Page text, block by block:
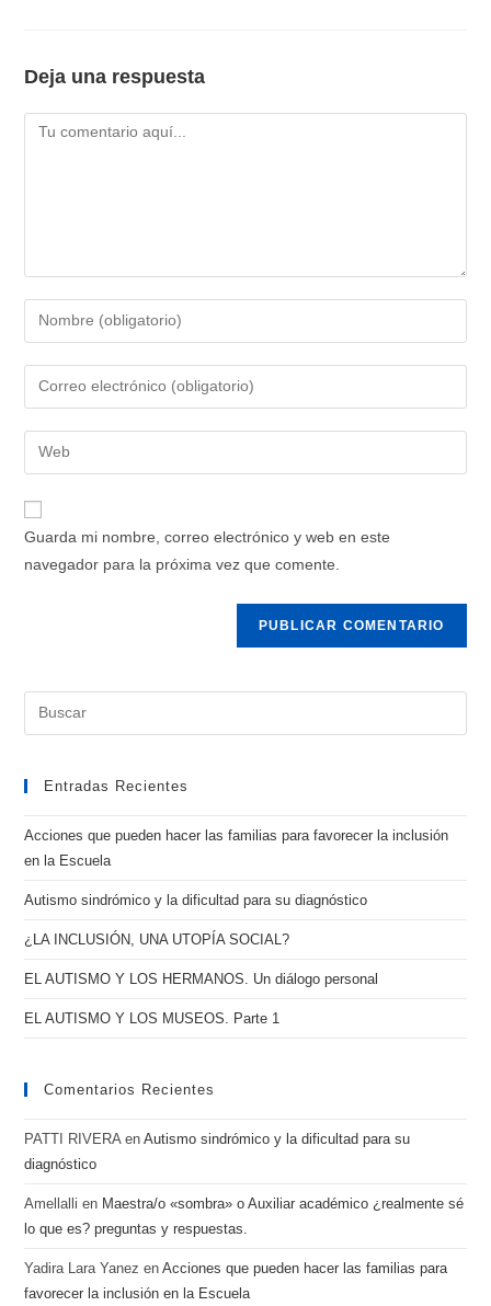
Deja una respuesta
Guarda mi nombre, correo electrónico y web en este
navegador para la próxima vez que comente.
Entradas Recientes
Acciones que pueden hacer las familias para favorecer la inclusión
en la Escuela
Autismo sindrómico y la dificultad para su diagnóstico
¿LA INCLUSIÓN, UNA UTOPÍA SOCIAL?
EL AUTISMO Y LOS HERMANOS. Un diálogo personal
EL AUTISMO Y LOS MUSEOS. Parte 1
Comentarios Recientes
PATTI RIVERA enAutismo sindrómico y la dificultad para su
diagnóstico
Amellalli en Maestra/o «sombra» o Auxiliar académico ¿realmente sé
lo que es? preguntas y respuestas.
Yadira Lara Yanez enAcciones que pueden hacer las familias para
favorecer la inclusión en la Escuela